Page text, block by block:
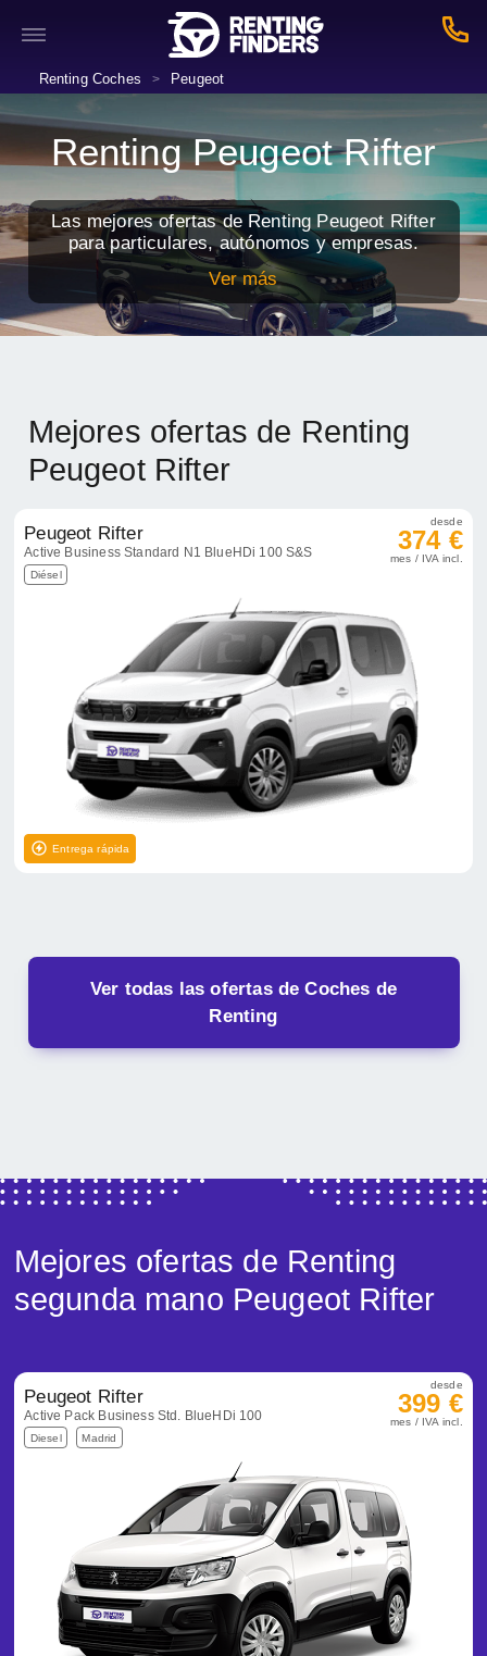
Renting Coches > Peugeot
Renting Peugeot Rifter
Las mejores ofertas de Renting Peugeot Rifter
para particulares, autónomos y empresas.
Ver más
Mejores ofertas de Renting
Peugeot Rifter
Peugeot Rifter
Active Business Standard N1 BlueHDi 100 S&S
Diésel
desde
374 €
mes / IVA incl.
Entrega rápida
Ver todas las ofertas de Coches de
Renting
Mejores ofertas de Renting
segunda mano Peugeot Rifter
Peugeot Rifter
Active Pack Business Std. BlueHDi 100
Diesel Madrid
desde
399 €
mes / IVA incl.